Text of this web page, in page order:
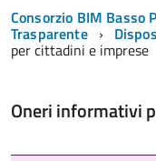
Consorzio BIM Basso
Trasparente
per cittadini e imprese
Oneri informativi